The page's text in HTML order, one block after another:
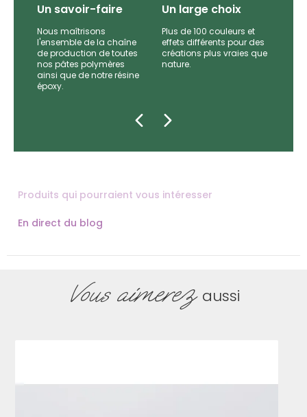
Un savoir-faire
Nous maîtrisons
l'ensemble de la chaîne
de production de toutes
nos pâtes polymères
ainsi que de notre résine
époxy.
Un large choix
Plus de 100 couleurs et
effets différents pour des
créations plus vraies que
nature.
Produits qui pourraient vous intéresser
En direct du blog
Vous aimerezaussi